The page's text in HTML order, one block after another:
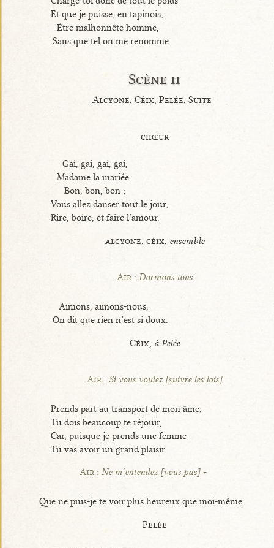
Et que je puisse, en tapinois,
Être malhonnête homme,
Sans que tel on me renomme.
Scène ii
Alcyone, Céix, Pelée, Suite
chœur
Gai, gai, gai, gai,
Madame la mariée
Bon, bon, bon ;
Vous allez danser tout le jour,
Rire, boire, et faire l’amour.
alcyone, céix, ensemble
Air : Dormons tous
Aimons, aimons-nous,
On dit que rien n’est si doux.
Céix, à Pelée
Air : Si vous voulez [suivre les lois]
Prends part au transport de mon âme,
Tu dois beaucoup te réjouir,
Car, puisque je prends une femme
Tu vas avoir un grand plaisir.
Air : Ne m’entendez [vous pas]
Que ne puis-je te voir plus heureux que moi-même.
Pelée